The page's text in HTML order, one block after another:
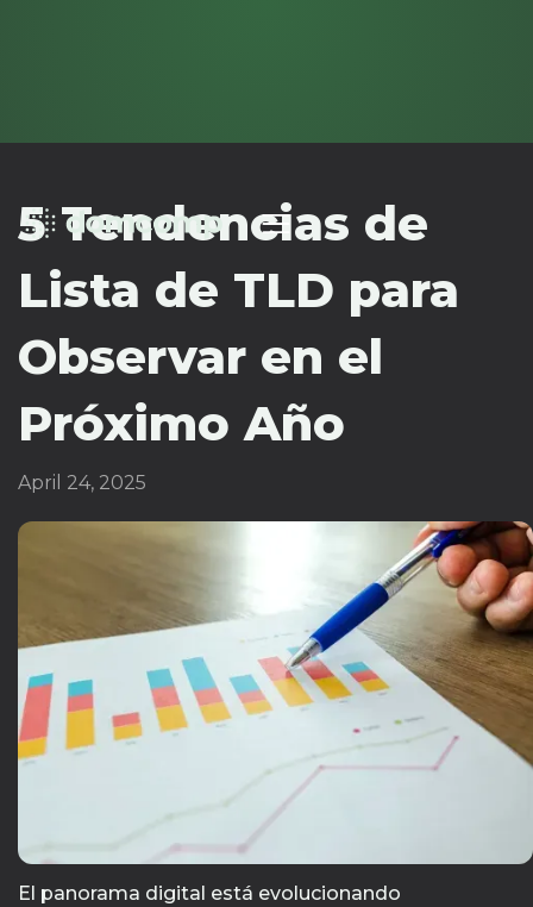
5 Tendencias de
Lista de TLD para
Observar en el
Próximo Año
April 24, 2025
El panorama digital está evolucionando